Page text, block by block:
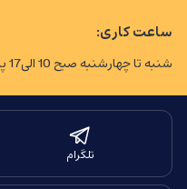
ساعت کاری:
شنبه تا چهارشنبه صبح 10 الی17 پنجشنبه 10 الی 15
تلگرام